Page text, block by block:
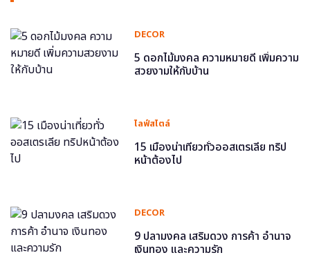
DECOR
5 ดอกไม้มงคล ความหมายดี เพิ่มความ
สวยงามให้กับบ้าน
ไลฟ์สไตล์
15 เมืองน่าเที่ยวทั่วออสเตรเลีย ทริป
หน้าต้องไป
DECOR
9 ปลามงคล เสริมดวง การค้า อำนาจ
เงินทอง และความรัก